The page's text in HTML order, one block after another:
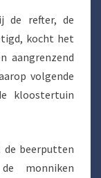
de refter, de
kocht het
aangrenzend
volgende
kloostertuin
beerputten
monniken